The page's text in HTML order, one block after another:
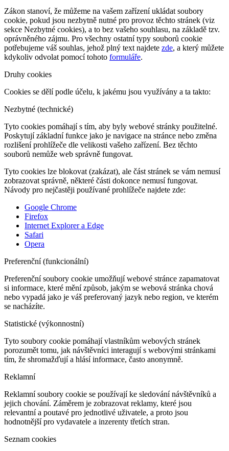
Zákon stanoví, že můžeme na vašem zařízení ukládat soubory
cookie, pokud jsou nezbytně nutné pro provoz těchto stránek (viz
sekce Nezbytné cookies), a to bez vašeho souhlasu, na základě tzv.
oprávněného zájmu. Pro všechny ostatní typy souborů cookie
potřebujeme váš souhlas, jehož plný text najdete zde, a který můžete
kdykoliv odvolat pomocí tohoto formuláře.
Druhy cookies
Cookies se dělí podle účelu, k jakému jsou využívány a ta takto:
Nezbytné (technické)
Tyto cookies pomáhají s tím, aby byly webové stránky použitelné.
Poskytují základní funkce jako je navigace na stránce nebo změna
rozlišení prohlížeče dle velikosti vašeho zařízení. Bez těchto
souborů nemůže web správně fungovat.
Tyto cookies lze blokovat (zakázat), ale část stránek se vám nemusí
zobrazovat správně, některé části dokonce nemusí fungovat.
Návody pro nejčastěji používané prohlížeče najdete zde:
Google Chrome
Firefox
Internet Explorer a Edge
Safari
Opera
Preferenční (funkcionální)
Preferenční soubory cookie umožňují webové stránce zapamatovat
si informace, které mění způsob, jakým se webová stránka chová
nebo vypadá jako je váš preferovaný jazyk nebo region, ve kterém
se nacházíte.
Statistické (výkonnostní)
Tyto soubory cookie pomáhají vlastníkům webových stránek
porozumět tomu, jak návštěvníci interagují s webovými stránkami
tím, že shromažďují a hlásí informace, často anonymně.
Reklamní
Reklamní soubory cookie se používají ke sledování návštěvníků a
jejich chování. Záměrem je zobrazovat reklamy, které jsou
relevantní a poutavé pro jednotlivé uživatele, a proto jsou
hodnotnější pro vydavatele a inzerenty třetích stran.
Seznam cookies